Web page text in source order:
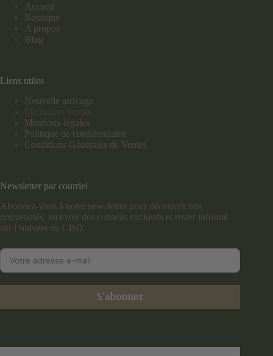
Accueil
Boutique
A propos
Blog
Liens utiles
Nouvelle arrivage
Mentions-legales
Politique de confidentialité
Conditions Générales de Ventes
Newsletter par courriel
Abonnez-vous à notre newsletter pour découvrir nos
nouveautés, recevoir des conseils exclusifs et rester informé
sur l’univers du CBD.
S'abonner